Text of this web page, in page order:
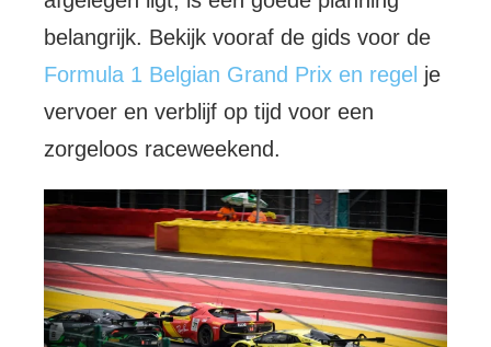
belangrijk. Bekijk vooraf de gids voor de
Formula 1 Belgian Grand Prix en regel je
vervoer en verblijf op tijd voor een
zorgeloos raceweekend.